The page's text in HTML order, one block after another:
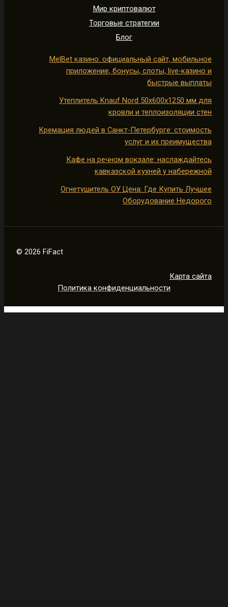
Мир криптовалют
Торговые стратегии
Блог
MelBet казино: официальный сайт, мобильное
приложение, бонусы, слоты, live-казино и
быстрые выплаты
Утеплитель Knauf Nord 50х600х1250 мм для
кровли и теплоизоляции стен
Кремация людей в Санкт-Петербурге: стоимость
услуг и их преимущества
Кафе на речном вокзале: наслаждайтесь
кавказской кухней у набережной
Огнетушитель ОУ Цена: Где Купить Лучшее
Оборудование Недорого
© 2026 FiFact
Карта сайта
Политика конфиденциальности